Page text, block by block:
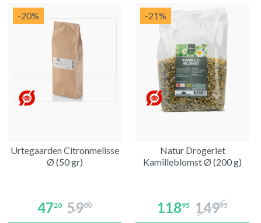
-20%
Urtegaarden Citronmelisse
Ø (50 gr)
4720 5900
-21%
Natur Drogeriet
Kamilleblomst Ø (200 g)
11895 14995